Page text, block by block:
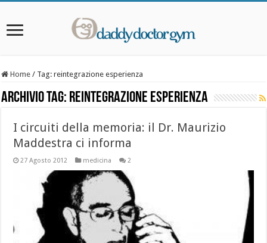
Home / Tag:reintegrazione esperienza
Archivio Tag: reintegrazione esperienza
I circuiti della memoria: il Dr. Maurizio
Maddestra ci informa
27 Agosto 2012 medicina 2